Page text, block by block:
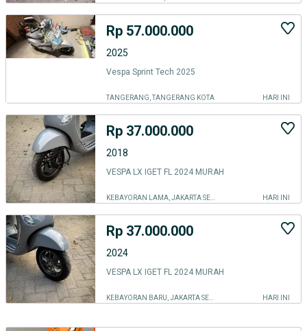
Rp 57.000.000
2025
Vespa Sprint Tech 2025
TANGERANG, TANGERANG KOTA HARI INI
Rp 37.000.000
2018
VESPA LX IGET FL 2024 MURAH
HARI INI
Rp 37.000.000
2024
VESPA LX IGET FL 2024 MURAH
HARI INI